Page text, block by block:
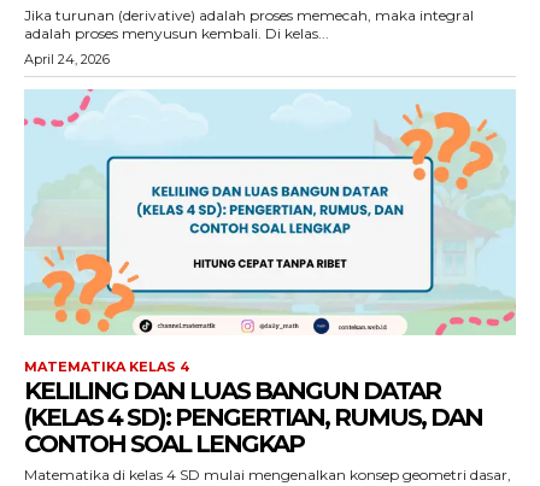
Jika turunan (derivative) adalah proses memecah, maka integral
adalah proses menyusun kembali. Di kelas...
April 24, 2026
MATEMATIKA KELAS 4
KELILING DAN LUAS BANGUN DATAR
(KELAS 4 SD): PENGERTIAN, RUMUS, DAN
CONTOH SOAL LENGKAP
Matematika di kelas 4 SD mulai mengenalkan konsep geometri dasar,